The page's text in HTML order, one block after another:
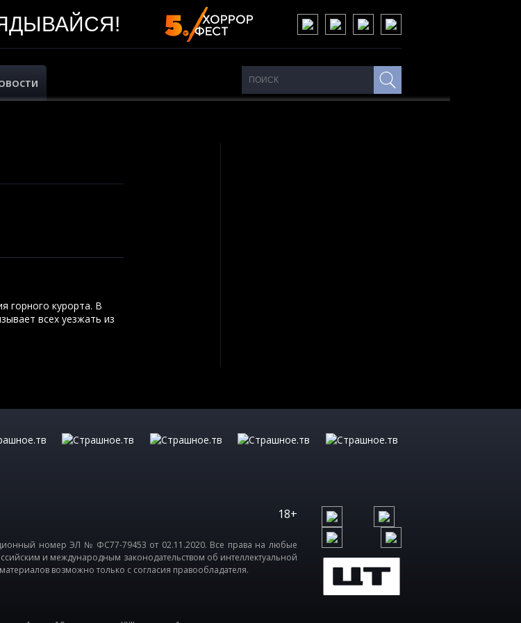
горного курорта. В
всех уезжать из
18+
номер ЭЛ № ФС77-79453 от 02.11.2020. Все права на любые
и международным законодательством об интеллектуальной
возможно только с согласия правообладателя.